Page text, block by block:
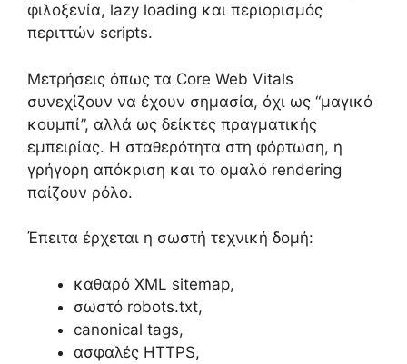
φιλοξενία, lazy loading και περιορισμός
περιττών scripts.
Μετρήσεις όπως τα Core Web Vitals
συνεχίζουν να έχουν σημασία, όχι ως “μαγικό
κουμπί”, αλλά ως δείκτες πραγματικής
εμπειρίας. Η σταθερότητα στη φόρτωση, η
γρήγορη απόκριση και το ομαλό rendering
παίζουν ρόλο.
Έπειτα έρχεται η σωστή τεχνική δομή:
καθαρό XML sitemap,
σωστό robots.txt,
canonical tags,
ασφαλές HTTPS,